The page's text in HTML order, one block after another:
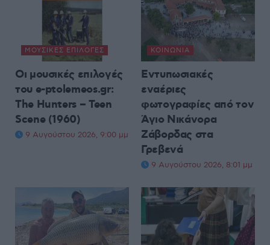
ΜΟΥΣΙΚΈΣ ΕΠΙΛΟΓΈΣ
Οι μουσικές επιλογές
του e-ptolemeos.gr:
The Hunters – Teen
Scene (1960)
9 Αυγούστου 2026, 9:00 μμ
ΚΟΙΝΩΝΊΑ
Εντυπωσιακές
εναέριες
φωτογραφίες από τον
Άγιο Νικάνορα
Ζάβορδας στα
Γρεβενά
9 Αυγούστου 2026, 8:01 μμ